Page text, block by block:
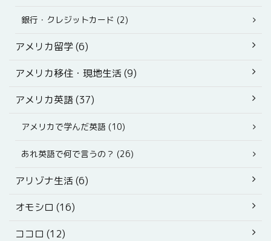
銀行・クレジットカード (2)
アメリカ留学 (6)
アメリカ移住・現地生活 (9)
アメリカ英語 (37)
アメリカで学んだ英語 (10)
あれ英語で何で言うの？ (26)
アリゾナ生活 (6)
オモシロ (16)
ココロ (12)